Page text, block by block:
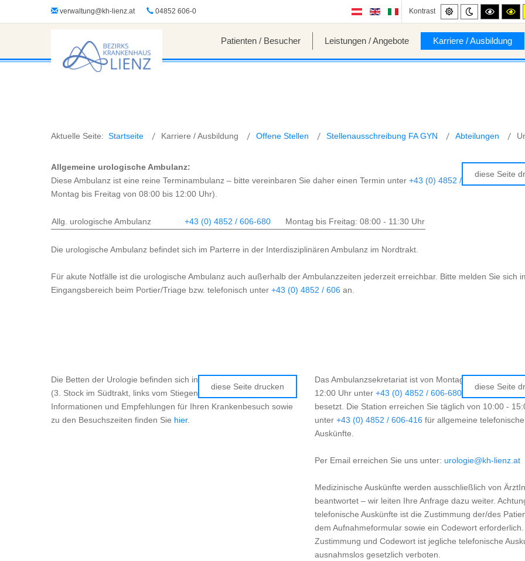
verwaltung@kh-lienz.at 04852 606-0 Kontrast Standard
Night
mode
High
contrast
mode.
Patienten / Besucher Leistungen / Angebote Karriere / Ausbildung
Aktuelle Seite: Startseite Karriere / Ausbildung Offene Stellen Stellenausschreibung FA GYN Abteilungen
diese Seite
Allgemeine urologische Ambulanz:
Diese Ambulanz ist eine reine Terminambulanz – bitte vereinbaren Sie daher einen Termin unter +43 (0) 4852 / 606-680
Montag bis Freitag von 08:00 bis 12:00 Uhr).
Allg. urologische Ambulanz +43 (0) 4852 / 606-680 Montag bis Freitag: 08:00 - 11:30 Uhr
Die urologische Ambulanz befindet sich im Parterre in der Interdisziplinären Ambulanz im Nordtrakt.
Für akute Notfälle ist die urologische Ambulanz auch außerhalb der Ambulanzzeiten jederzeit erreichbar. Bitte melden Sie sich
Eingangsbereich beim Portier/Triage bzw. telefonisch unter +43 (0) 4852 / 606 an.
diese Seite drucken
Die Betten der Urologie befinden sich in der Station Süd 3 West
(3. Stock im Südtrakt, links vom Stiegenhaus aus gesehen).
Informationen und Empfehlungen für Ihren Krankenbesuch sowie
zu den Besuchszeiten finden Sie hier.
diese Seite
Das Ambulanzsekretariat ist von Montag bis Freitag von
12:00 Uhr unter +43 (0) 4852 / 606-680
besetzt. Die Station erreichen Sie täglich von 10:00 -
unter +43 (0) 4852 / 606-416 für allgemeine telefonische
Auskünfte.
Per Email erreichen Sie uns unter: urologie@kh-lienz.at
Medizinische Auskünfte werden ausschließlich von
beantwortet – wir leiten Ihre Anfrage dazu weiter.
telefonische Auskünfte ist die Zustimmung der/des
dem Aufnahmeformular sowie ein Codewort
Zustimmung und Codewort ist jegliche telefonische
ausnahmslos gesetzlich verboten.